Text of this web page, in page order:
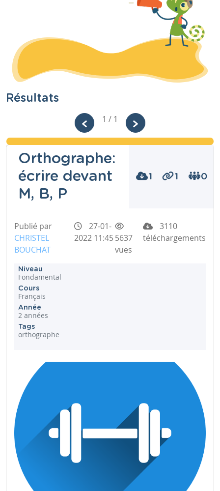
Résultats
1 / 1
Orthographe:
écrire devant
M, B, P
1 1 0
Publié par
CHRISTEL
BOUCHAT
27-01-
2022 11:455637
vues
3110
téléchargements
Niveau
Fondamental
Cours
Français
Année
2 années
Tags
orthographe